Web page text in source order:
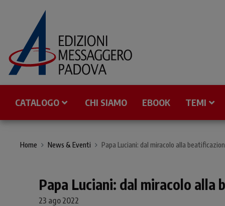
CATALOGO CHI SIAMO EBOOK TEMI
Home News & Eventi Papa Luciani: dal miracolo alla
Papa Luciani: dal miracolo
23 ago 2022